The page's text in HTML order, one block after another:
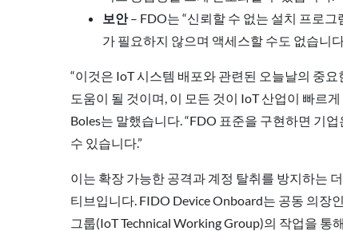
보안– FDO는 “신뢰할 수 없는 설치 프로
가 필요하지 않으며 액세스할 수도 없습니
“이것은 IoT 시스템 배포와 관련된 오늘날의 중
도움이 될 것이며, 이 모든 것이 IoT 산업이 빠르
Boles는 말했습니다. “FDO 표준을 구현하면 기
수 있습니다.”
이는 확장 가능한 공격과 계정 탈취를 방지하는
티브입니다. FIDO Device Onboard는 공동 의장
그룹(IoT Technical Working Group)의 작업을 통